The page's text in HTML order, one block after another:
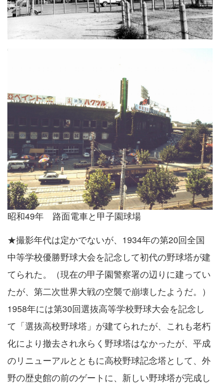
昭和49年 路面電車と甲子園球場
★撮影年代は定かでないが、1934年の第20回全国
中等学校優勝野球大会を記念して初代の野球塔が建
てられた。（現在の甲子園警察署の辺りに建ってい
たが、第二次世界大戦の空襲で崩壊したようだ。）
1958年には第30回選抜高等学校野球大会を記念し
て「選抜高校野球塔」が建てられたが、これも老朽
化により撤去され永らく野球塔はなかったが、平成
のリニューアルとともに高校野球記念塔として、外
野の歴史館の前のゲートに、新しい野球塔が完成し